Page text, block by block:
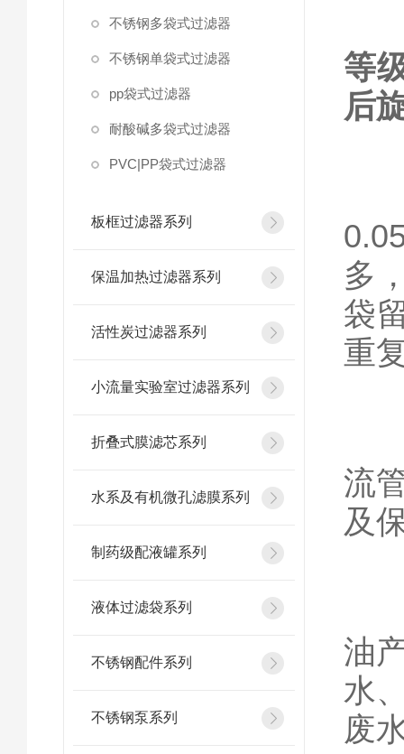
不锈钢多袋式过滤器
不锈钢单袋式过滤器
pp袋式过滤器
耐酸碱多袋式过滤器
PVC|PP袋式过滤器
板框过滤器系列
保温加热过滤器系列
活性炭过滤器系列
小流量实验室过滤器系列
折叠式膜滤芯系列
水系及有机微孔滤膜系列
制药级配液罐系列
液体过滤袋系列
不锈钢配件系列
不锈钢泵系列
等
后
多
袋
重
流
及
油
水
废